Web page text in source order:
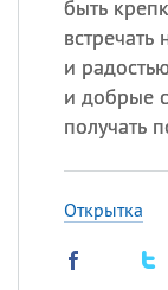
быть
и
и добрые
получать
Открытка